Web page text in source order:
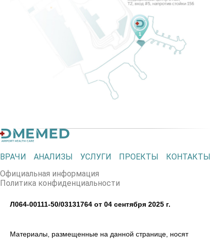
ВРАЧИ АНАЛИЗЫ УСЛУГИ ПРОЕКТЫ
КОНТАКТЫ
Официальная информация
Политика конфиденциальности
Л064-00111-50/03131764 от 04 сентября 2025 г.
Материалы, размещенные на данной странице, носят